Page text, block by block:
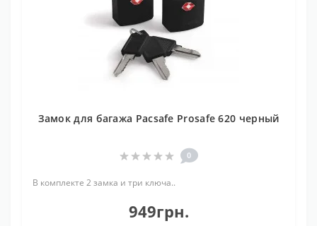
Замок для багажа Pacsafe Prosafe 620 черный
0
В комплекте 2 замка и три ключа..
949грн.